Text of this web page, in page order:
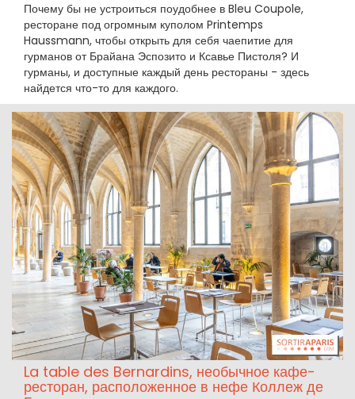
Почему бы не устроиться поудобнее в Bleu Coupole,
ресторане под огромным куполом Printemps
Haussmann, чтобы открыть для себя чаепитие для
гурманов от Брайана Эспозито и Ксавье Пистоля? И
гурманы, и доступные каждый день рестораны - здесь
найдется что-то для каждого.
La table des Bernardins, необычное кафе-
ресторан, расположенное в нефе Коллеж де